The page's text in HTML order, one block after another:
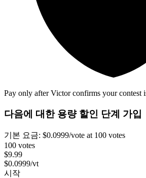
Pay only after Victor confirms your contest
다음에 대한 용량 할인 단계 가입
기본 요금: $0.0999/vote at 100 votes
100 votes
$9.99
$0.0999/vt
시작